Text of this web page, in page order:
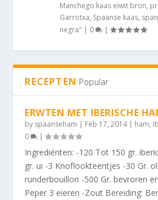
Manchego kaas eiwit bron,
Garrotxa, Spaanse kaas,
negra" | 0 |
RECEPTEN Popular
ERWTEN MET IBERISCHE
by spaanseham | Feb 17, 2014| ham,
0
|
Ingrediënten: -120 Tot 150 gr.
gr. ui -3 Knoflookteentjes -30 Gr.
runderbouillon -500 Gr. bevroren
Peper 3 eieren -Zout Bereiding: